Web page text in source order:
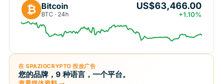
₿ Bitcoin
BTC · 24h
US$63,466.00
+1.10%
在 SPAZIOCRYPTO 投放广告
您的品牌，9 种语言，一个平台。